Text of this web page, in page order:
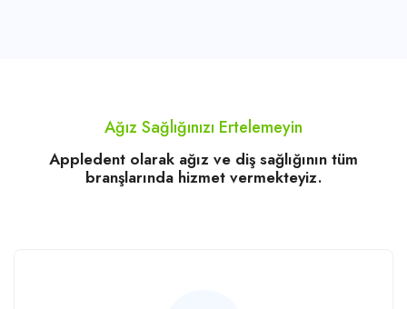
Ağız Sağlığınızı Ertelemeyin
Appledent olarak ağız ve diş sağlığının tüm
branşlarında hizmet vermekteyiz.